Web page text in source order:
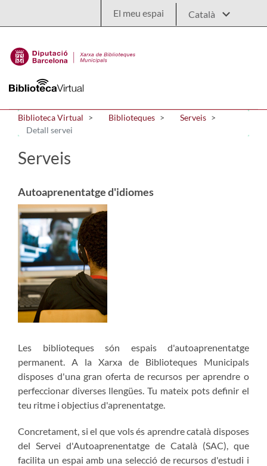
El meu espai
Biblioteca Virtual Biblioteques
Serveis
Detall servei
Serveis
Autoaprenentatge d'idiomes
Les biblioteques són espais d'autoaprenentatge
permanent. A la Xarxa de Biblioteques Municipals
disposes d'una gran oferta de recursos per aprendre o
perfeccionar diverses llengües. Tu mateix pots definir el
teu ritme i objectius d'aprenentatge.
Concretament, si el que vols és aprendre català disposes
del Servei d'Autoaprenentatge de Català (SAC), que
facilita un espai amb una selecció de recursos d'estudi i